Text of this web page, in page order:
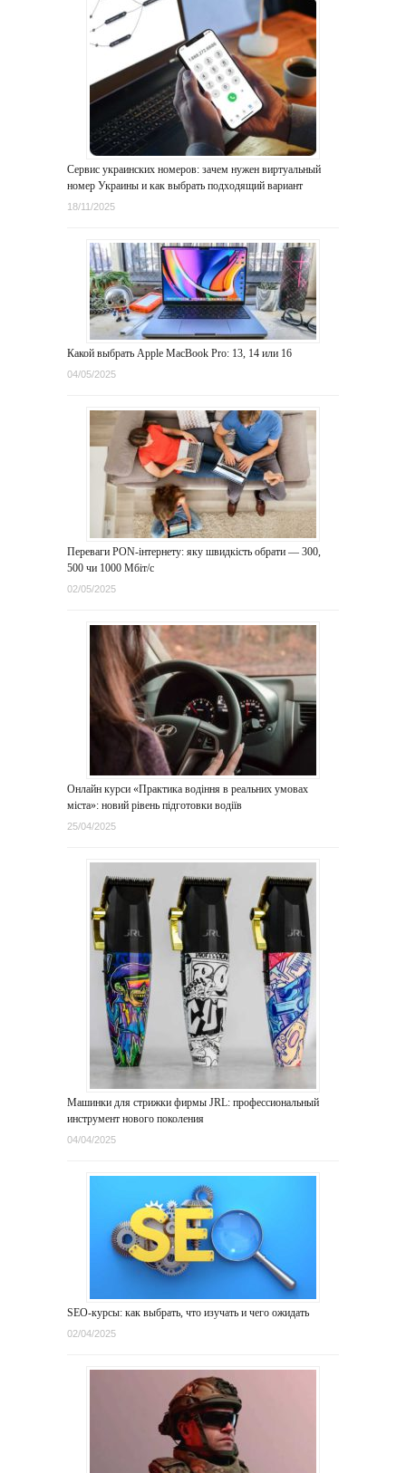
Сервис украинских номеров: зачем нужен виртуальный
номер Украины и как выбрать подходящий вариант
18/11/2025
Какой выбрать Apple MacBook Pro: 13, 14 или 16
04/05/2025
Переваги PON-інтернету: яку швидкість обрати — 300,
500 чи 1000 Мбіт/с
02/05/2025
Онлайн курси «Практика водіння в реальних умовах
міста»: новий рівень підготовки водіїв
25/04/2025
Машинки для стрижки фирмы JRL: профессиональный
инструмент нового поколения
04/04/2025
SEO-курсы: как выбрать, что изучать и чего ожидать
02/04/2025